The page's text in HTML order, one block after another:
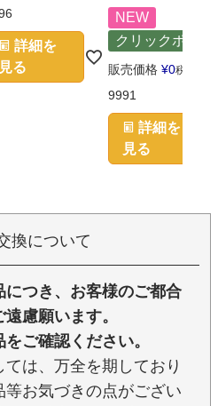
詳細を
見る
NEW
クリックポスト
販売価格 ¥0税込
9991
詳細を
見る
換について
につき、お客様のご都合
慮願います。
ご確認ください。
は、万全を期しており
等お気づきの点がござい